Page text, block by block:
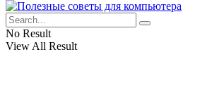
No Result
View All Result